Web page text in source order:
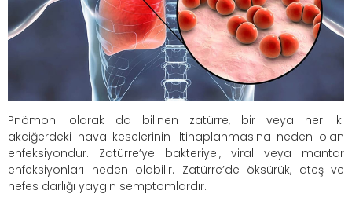
Pnömoni olarak da bilinen zatürre, bir veya her iki
akciğerdeki hava keselerinin iltihaplanmasına neden olan
enfeksiyondur. Zatürre’ye bakteriyel, viral veya mantar
enfeksiyonları neden olabilir. Zatürre’de öksürük, ateş ve
nefes darlığı yaygın semptomlardır.